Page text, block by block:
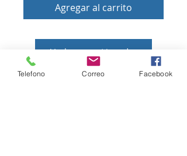
Agregar al carrito
Volver a tienda
Telefono Correo Facebook